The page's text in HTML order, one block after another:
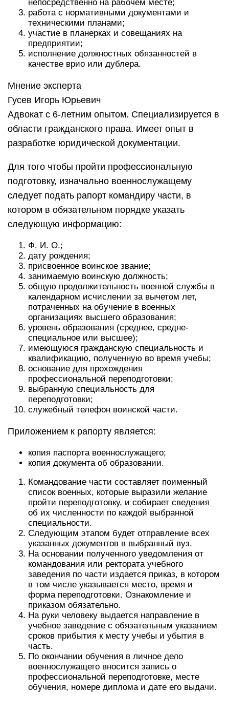
непосредственно на рабочем месте;
работа с нормативными документами и
техническими планами;
участие в планерках и совещаниях на
предприятии;
исполнение должностных обязанностей в
качестве врио или дублера.
Мнение эксперта
Гусев Игорь Юрьевич
Адвокат с 6-летним опытом. Специализируется в
области гражданского права. Имеет опыт в
разработке юридической документации.
Для того чтобы пройти профессиональную
подготовку, изначально военнослужащему
следует подать рапорт командиру части, в
котором в обязательном порядке указать
следующую информацию:
Ф. И. О.;
дату рождения;
присвоенное воинское звание;
занимаемую воинскую должность;
общую продолжительность военной службы в
календарном исчислении за вычетом лет,
потраченных на обучение в военных
организациях высшего образования;
уровень образования (среднее, средне-
специальное или высшее);
имеющуюся гражданскую специальность и
квалификацию, полученную во время учебы;
основание для прохождения
профессиональной переподготовки;
выбранную специальность для
переподготовки;
служебный телефон воинской части.
Приложением к рапорту является:
копия паспорта военнослужащего;
копия документа об образовании.
Командование части составляет поименный
список военных, которые выразили желание
пройти переподготовку, и собирает сведения
об их численности по каждой выбранной
специальности.
Следующим этапом будет отправление всех
указанных документов в выбранный вуз.
На основании полученного уведомления от
командования или ректората учебного
заведения по части издается приказ, в котором
в том числе указывается место, время и
форма переподготовки. Ознакомление и
приказом обязательно.
На руки человеку выдается направление в
учебное заведение с обязательным указанием
сроков прибытия к месту учебы и убытия в
часть.
По окончании обучения в личное дело
военнослужащего вносится запись о
профессиональной переподготовке, месте
обучения, номере диплома и дате его выдачи.